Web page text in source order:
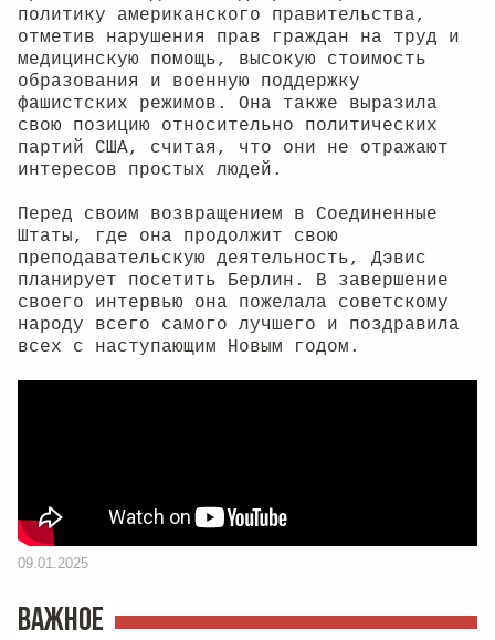
политику американского правительства,
отметив нарушения прав граждан на труд и
медицинскую помощь, высокую стоимость
образования и военную поддержку
фашистских режимов. Она также выразила
свою позицию относительно политических
партий США, считая, что они не отражают
интересов простых людей.
Перед своим возвращением в Соединенные
Штаты, где она продолжит свою
преподавательскую деятельность, Дэвис
планирует посетить Берлин. В завершение
своего интервью она пожелала советскому
народу всего самого лучшего и поздравила
всех с наступающим Новым годом.
09.01.2025
ВАЖНОЕ